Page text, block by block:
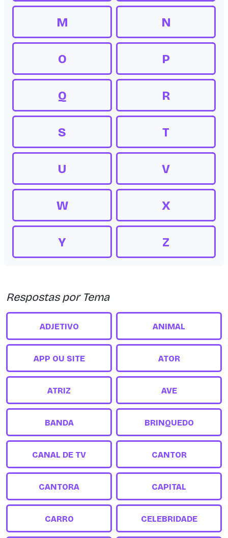
M N
O P
Q R
S T
U V
W X
Y Z
Respostas por Tema
ADJETIVO ANIMAL
APP OU SITE ATOR
ATRIZ AVE
BANDA BRINQUEDO
CANAL DE TV CANTOR
CANTORA CAPITAL
CARRO CELEBRIDADE